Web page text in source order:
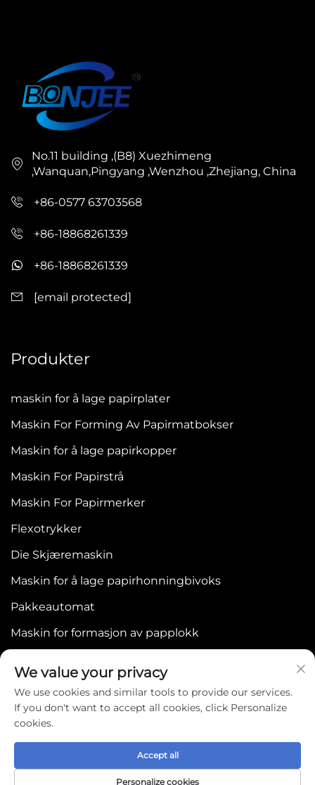
No.11 building ,(B8) Xuezhimeng
,Wanquan,Pingyang ,Wenzhou ,Zhejiang, China
+86-0577 63703568
+86-18868261339
+86-18868261339
[email protected]
Produkter
maskin for å lage papirplater
Maskin For Forming Av Papirmatbokser
Maskin for å lage papirkopper
Maskin For Papirstrå
Maskin For Papirmerker
Flexotrykker
Die Skjæremaskin
Maskin for å lage papirhonningbivoks
Pakkeautomat
Maskin for formasjon av papplokk
MACHINERY CO.,LTD -
Personvernpolicy
We value your privacy
We use cookies and similar tools to provide our services.
If you don't want to accept all cookies, click Personalize
cookies.
Personalize cookies
Accept all